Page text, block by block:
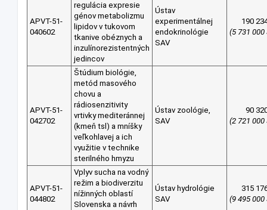
APVT-51-
040602
regulácia expresie
génov metabolizmu
lipidov v tukovom
tkanive obéznych a
inzulínorezistentných
jedincov
Ústav
experimentálnej
endokrinológie
SAV
190
(5 731 000
APVT-51-
042702
Štúdium biológie,
metód masového
chovu a
rádiosenzitivity
vrtivky mediteránnej
(kmeň tsl) a mníšky
veľkohlavej a ich
využitie v technike
sterilného hmyzu
Ústav zoológie,
SAV
90
(2 721 000
APVT-51-
044802
Vplyv sucha na vodný
režim a biodiverzitu
nížinných oblastí
Slovenska a návrh
Ústav hydrológie
SAV
315
(9 495 000